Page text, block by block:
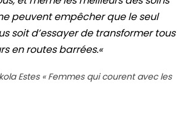
peuvent empêcher que le seul
soit d’essayer de transformer tous
en routes barrées.«
Estes « Femmes qui courent avec les